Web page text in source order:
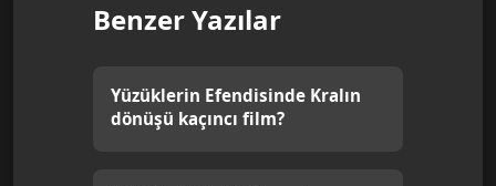
Benzer Yazılar
Yüzüklerin Efendisinde Kralın
dönüşü kaçıncı film?